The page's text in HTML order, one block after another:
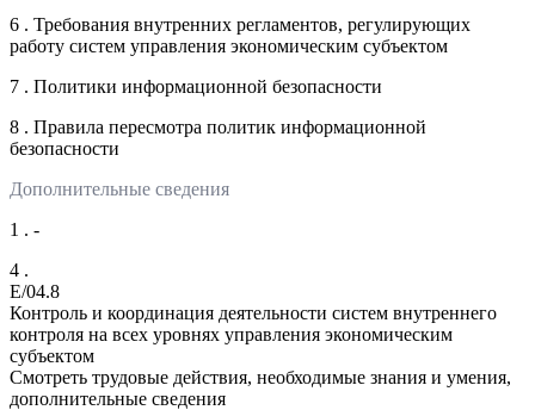
6 . Требования внутренних регламентов, регулирующих
работу систем управления экономическим субъектом
7 . Политики информационной безопасности
8 . Правила пересмотра политик информационной
безопасности
Дополнительные сведения
1 . -
4 .
E/04.8
Контроль и координация деятельности систем внутреннего
контроля на всех уровнях управления экономическим
субъектом
Смотреть трудовые действия, необходимые знания и умения,
дополнительные сведения